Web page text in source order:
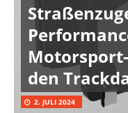
den
2. JULI 2024